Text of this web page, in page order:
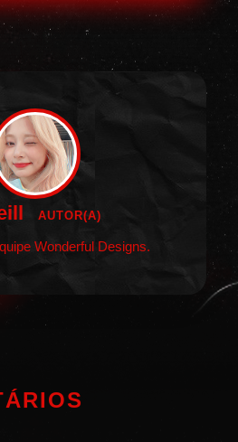
AUTOR(A)
Wonderful Designs.